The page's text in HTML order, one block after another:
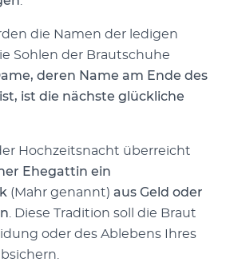
die Namen der ledigen
Sohlen der Brautschuhe
deren Name am Ende des
ist die nächste glückliche
Hochzeitsnacht überreicht
Ehegattin ein
(Mahr genannt) aus Geld oder
. Diese Tradition soll die Braut
oder des Ablebens Ihres